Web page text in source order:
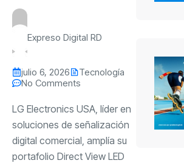
Expreso Digital RD
julio 6, 2026
Tecnología
No Comments
LG Electronics USA, líder en
soluciones de señalización
digital comercial, amplía su
portafolio Direct View LED